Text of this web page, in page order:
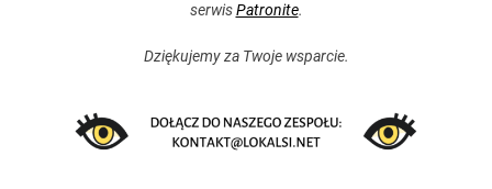
serwisPatronite.
Dziękujemy za Twoje wsparcie.